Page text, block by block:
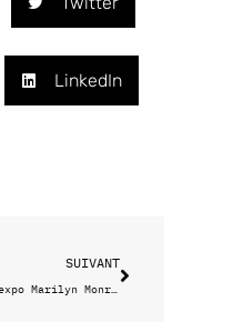
LinkedIn
SUIVANT
L’expo Marilyn Monroe à Aix-en-Provence